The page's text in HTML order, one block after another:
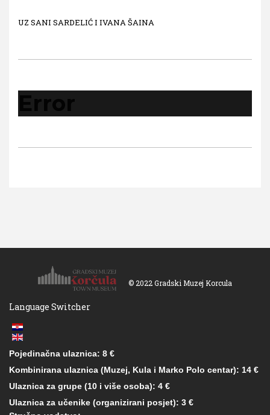
UZ SANI SARDELIĆ I IVANA ŠAINA
© 2022 Gradski Muzej Korcula
Language Switcher
Pojedinačna ulaznica: 8 €
Kombinirana ulaznica (Muzej, Kula i Marko Polo centar): 14 €
Ulaznica za grupe (10 i više osoba): 4 €
Ulaznica za učenike (organizirani posjet): 3 €